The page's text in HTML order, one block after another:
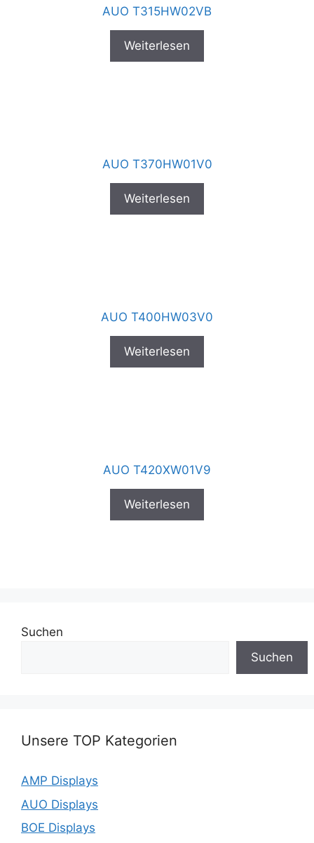
AUO T315HW02VB
Weiterlesen
AUO T370HW01V0
Weiterlesen
AUO T400HW03V0
Weiterlesen
AUO T420XW01V9
Weiterlesen
Suchen
Suchen
Unsere TOP Kategorien
AMP Displays
AUO Displays
BOE Displays